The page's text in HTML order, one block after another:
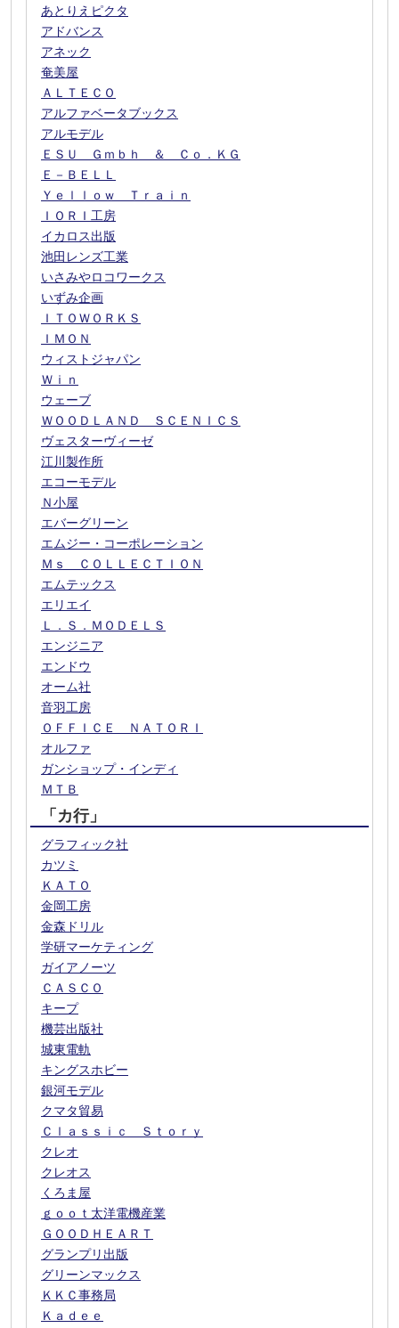
あとりえピクタ
アドバンス
アネック
奄美屋
ＡＬＴＥＣＯ
アルファベータブックス
アルモデル
ＥＳＵ Ｇｍｂｈ ＆ Ｃｏ．ＫＧ
Ｅ－ＢＥＬＬ
Ｙｅｌｌｏｗ Ｔｒａｉｎ
ＩＯＲＩ工房
イカロス出版
池田レンズ工業
いさみやロコワークス
いずみ企画
ＩＴＯＷＯＲＫＳ
ＩＭＯＮ
ウィストジャパン
Ｗｉｎ
ウェーブ
ＷＯＯＤＬＡＮＤ ＳＣＥＮＩＣＳ
ヴェスターヴィーゼ
江川製作所
エコーモデル
Ｎ小屋
エバーグリーン
エムジー・コーポレーション
Ｍｓ ＣＯＬＬＥＣＴＩＯＮ
エムテックス
エリエイ
Ｌ．Ｓ．ＭＯＤＥＬＳ
エンジニア
エンドウ
オーム社
音羽工房
ＯＦＦＩＣＥ ＮＡＴＯＲＩ
オルファ
ガンショップ・インディ
ＭＴＢ
「カ行」
グラフィック社
カツミ
ＫＡＴＯ
金岡工房
金森ドリル
学研マーケティング
ガイアノーツ
ＣＡＳＣＯ
キープ
機芸出版社
城東電軌
キングスホビー
銀河モデル
クマタ貿易
Ｃｌａｓｓｉｃ Ｓｔｏｒｙ
クレオ
クレオス
くろま屋
ｇｏｏｔ太洋電機産業
ＧＯＯＤＨＥＡＲＴ
グランプリ出版
グリーンマックス
ＫＫＣ事務局
Ｋａｄｅｅ